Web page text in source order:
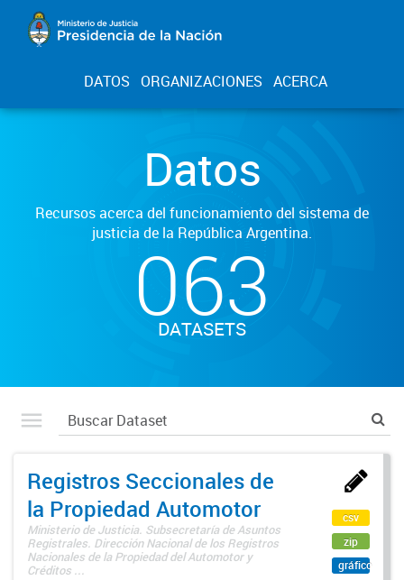
DATOS ORGANIZACIONES ACERCA
Datos
Recursos acerca del funcionamiento del sistema de
justicia de la República Argentina.
063
DATASETS
Registros Seccionales de
la Propiedad Automotor
Ministerio de Justicia. Subsecretaría de Asuntos
Registrales. Dirección Nacional de los Registros
Nacionales de la Propiedad del Automotor y
Créditos ...
csv
zip
gráfico